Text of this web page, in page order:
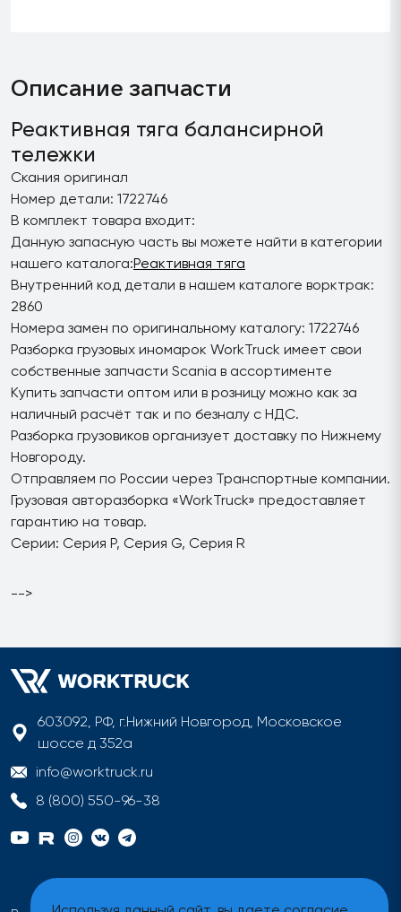
Описание запчасти
Реактивная тяга балансирной
тележки
Скания оригинал
Номер детали: 1722746
В комплект товара входит:
Данную запасную часть вы можете найти в категории
нашего каталога:Реактивная тяга
Внутренний код детали в нашем каталоге ворктрак:
2860
Номера замен по оригинальному каталогу: 1722746
Разборка грузовых иномарок WorkTruck имеет свои
собственные запчасти Scania в ассортименте
Купить запчасти оптом или в розницу можно как за
наличный расчёт так и по безналу с НДС.
Разборка грузовиков организует доставку по Нижнему
Новгороду.
Отправляем по России через Транспортные компании.
Грузовая авторазборка «WorkTruck» предоставляет
гарантию на товар.
Серии: Серия P, Серия G, Серия R
-->
603092, РФ, г.Нижний Новгород, Московское
шоссе д 352а
info@worktruck.ru
8 (800) 550-96-38